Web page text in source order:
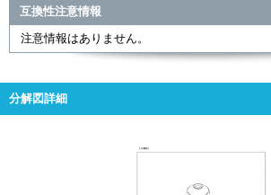
互換性注意情報
注意情報はありません。
分解図詳細